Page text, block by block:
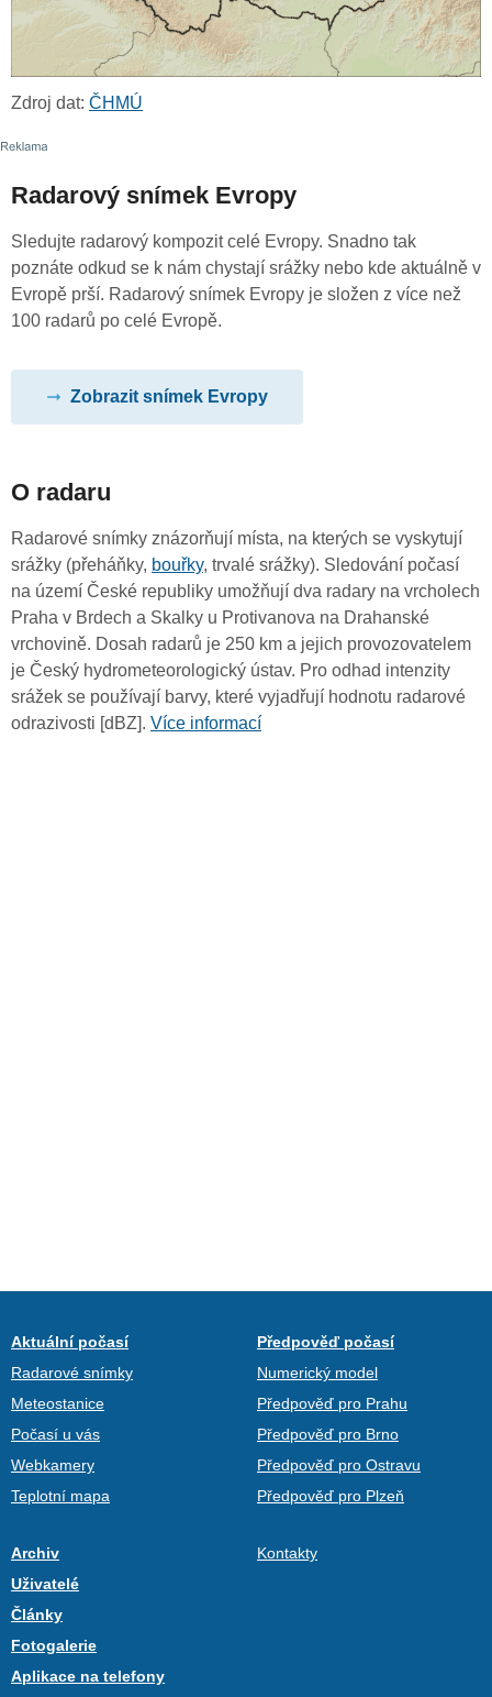
Zdroj dat: ČHMÚ
Radarový snímek Evropy
Sledujte radarový kompozit celé Evropy. Snadno tak
poznáte odkud se k nám chystají srážky nebo kde aktuálně v
Evropě prší. Radarový snímek Evropy je složen z více než
100 radarů po celé Evropě.
Zobrazit snímek Evropy
O radaru
Radarové snímky znázorňují místa, na kterých se vyskytují
srážky (přeháňky, bouřky, trvalé srážky). Sledování počasí
na území České republiky umožňují dva radary na vrcholech
Praha v Brdech a Skalky u Protivanova na Drahanské
vrchovině. Dosah radarů je 250 km a jejich provozovatelem
je Český hydrometeorologický ústav. Pro odhad intenzity
srážek se používají barvy, které vyjadřují hodnotu radarové
odrazivosti [dBZ]. Více informací
Aktuální počasí
Radarové snímky
Meteostanice
Počasí u vás
Webkamery
Teplotní mapa
Předpověď počasí
Numerický model
Předpověď pro Prahu
Předpověď pro Brno
Předpověď pro Ostravu
Předpověď pro Plzeň
Archiv
Uživatelé
Články
Fotogalerie
Aplikace na telefony
Kontakty